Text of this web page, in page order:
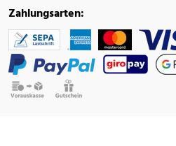
Zahlungsarten: